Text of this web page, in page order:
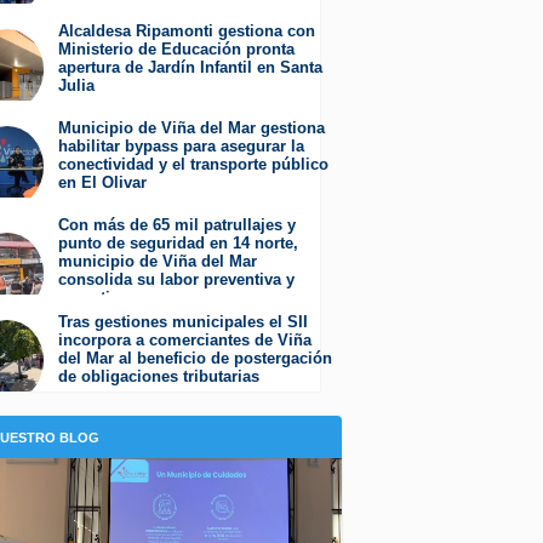
Alcaldesa Ripamonti gestiona con
Ministerio de Educación pronta
apertura de Jardín Infantil en Santa
Julia
Municipio de Viña del Mar gestiona
habilitar bypass para asegurar la
conectividad y el transporte público
en El Olivar
Con más de 65 mil patrullajes y
punto de seguridad en 14 norte,
municipio de Viña del Mar
consolida su labor preventiva y
operativa
Jueves 30 de Julio de 2026
Tras gestiones municipales el SII
incorpora a comerciantes de Viña
del Mar al beneficio de postergación
de obligaciones tributarias
BLOG